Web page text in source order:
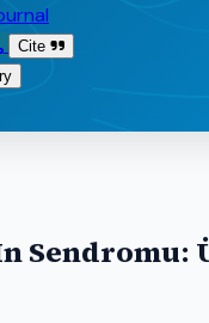
Cite
Sendromu: